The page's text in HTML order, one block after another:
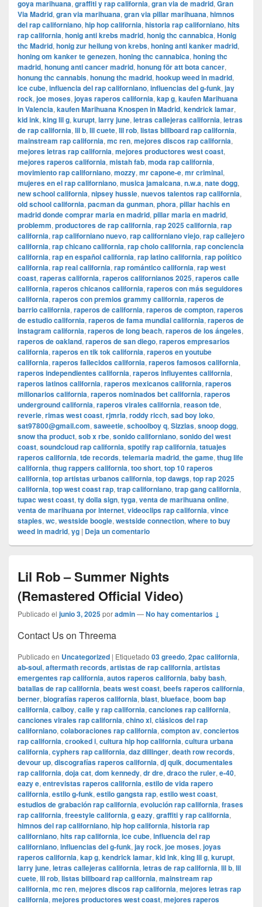
goya marihuana, graffiti y rap california, gran via de madrid, ​​Gran
Via Madrid, gran via marihuana, gran via pillar marihuana, himnos
del rap californiano, hip hop california, historia rap californiano, hits
rap california, honig anti krebs madrid, honig thc cannabica, Honig
thc Madrid, honig zur heilung von krebs, honing anti kanker madrid,
honing om kanker te genezen, honing thc cannabica, honing thc
madrid, honung anti cancer madrid, honung för att bota cancer,
honung thc cannabis, honung thc madrid, hookup weed in madrid,
ice cube, influencia del rap californiano, influencias del g-funk, jay
rock, joe moses, joyas raperos california, kap g, kaufen Marihuana
in Valencia, kaufen Marihuana Knospen in Madrid, kendrick lamar,
kid ink, king lil g, kurupt, larry june, letras callejeras california, letras
de rap california, lil b, lil cuete, lil rob, listas billboard rap california,
mainstream rap california, mc ren, mejores discos rap california,
mejores letras rap california, mejores productores west coast,
mejores raperos california, mistah fab, moda rap california,
movimiento rap californiano, mozzy, mr capone-e, mr criminal,
mujeres en el rap californiano, musica jamaicana, n.w.a, nate dogg,
new school california, nipsey hussle, nuevos talentos rap california,
old school california, pacman da gunman, phora, pillar hachis en
madrid donde comprar maria en madrid, pillar maria en madrid,
problemm, productores de rap california, rap 2025 california, rap
california, rap californiano nuevo, rap californiano viejo, rap callejero
california, rap chicano california, rap cholo california, rap conciencia
california, rap en español california, rap latino california, rap político
california, rap real california, rap romántico california, rap west
coast, raperas california, raperos californianos 2025, raperos calle
california, raperos chicanos california, raperos con más seguidores
california, raperos con premios grammy california, raperos de
barrio california, raperos de california, raperos de compton, raperos
de estudio california, raperos de fama mundial california, raperos de
instagram california, raperos de long beach, raperos de los ángeles,
raperos de oakland, raperos de san diego, raperos empresarios
california, raperos en tik tok california, raperos en youtube
california, raperos fallecidos california, raperos famosos california,
raperos independientes california, raperos influyentes california,
raperos latinos california, raperos mexicanos california, raperos
millonarios california, raperos nominados bet california, raperos
underground california, raperos virales california, reason tde,
reverie, rimas west coast, rjmrla, roddy ricch, sad boy loko,
sat97800@gmail.com, saweetie, schoolboy q, Sizzlas, snoop dogg,
snow tha product, sob x rbe, sonido californiano, sonido del west
coast, soundcloud rap california, spotify rap california, tatuajes
raperos california, tde records, telemaria madrid, the game, thug life
california, thug rappers california, too short, top 10 raperos
california, top artistas urbanos california, top dawgs, top rap 2025
california, top west coast rap, trap californiano, trap gang california,
tupac west coast, ty dolla sign, tyga, venta de marihuana online,
venta de marihuana por internet, videoclips rap california, vince
staples, wc, westside boogie, westside connection, where to buy
weed in madrid, yg | Deja un comentario
Lil Rob – Summer Nights
(Remastered Official Video)
Publicado el junio 3, 2025poradmin—No hay comentarios ↓
Contact Us on Threema
Publicado en Uncategorized | Etiquetado 03 greedo, 2pac california,
ab-soul, aftermath records, artistas de rap california, artistas
emergentes rap california, autos raperos california, baby bash,
batallas de rap california, beats west coast, beefs raperos california,
berner, biografías raperos california, blast, blueface, boom bap
california, calboy, calle y rap california, canciones rap california,
canciones virales rap california, chino xl, clásicos del rap
californiano, colaboraciones rap california, compton av, conciertos
rap california, crooked i, cultura hip hop california, cultura urbana
california, cyphers rap california, daz dillinger, death row records,
devour up, discografías raperos california, dj quik, documentales
rap california, doja cat, dom kennedy, dr dre, draco the ruler, e-40,
eazy e, entrevistas raperos california, estilo de vida rapero
california, estilo g-funk, estilo gangsta rap, estilo west coast,
estudios de grabación rap california, evolución rap california, frases
rap california, freestyle california, g eazy, graffiti y rap california,
himnos del rap californiano, hip hop california, historia rap
californiano, hits rap california, ice cube, influencia del rap
californiano, influencias del g-funk, jay rock, joe moses, joyas
raperos california, kap g, kendrick lamar, kid ink, king lil g, kurupt,
larry june, letras callejeras california, letras de rap california, lil b, lil
cuete, lil rob, listas billboard rap california, mainstream rap
california, mc ren, mejores discos rap california, mejores letras rap
california, mejores productores west coast, mejores raperos